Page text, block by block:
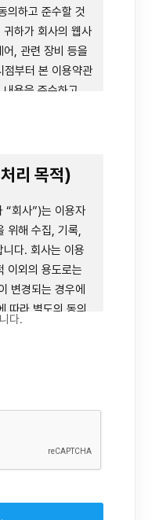
의하고 준수할 것
하가 회사의 웹사
, 관련 장비 등을
점부터 본 이용약관
용을 준수하고,
않을 경우에는
접근하는 행위를
므로, 서비스 사용
의 깊게 읽으시기
장비 등을 통하여
관련하여 회사와
다.
리 목적)
“회사”)는 이용자
위해 수집, 기록,
다. 회사는 이용
이외의 용도로는
변경되는 경우에
따라 별도의 동의
를 이행합니다.
리인의 본인 확
의 확인
여 서비스의 원활
대한 방지 및 제
등의 고지사항 전
, 민원처리 등 이
도 분석, 서비스 이
다.